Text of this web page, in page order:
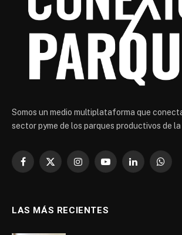
Somos un medio multiplataforma que
sector pyme de los parques productivos de
Facebook
X
InstagramYouTubeLinkedIn
LAS MÁS RECIENTES